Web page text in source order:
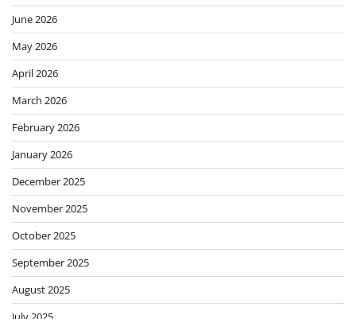
June 2026
May 2026
April 2026
March 2026
February 2026
January 2026
December 2025
November 2025
October 2025
September 2025
August 2025